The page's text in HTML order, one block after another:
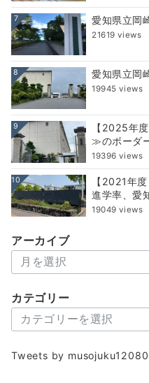
7 愛知県立岡
21619 views
8 愛知県立岡
19945 views
9
【2025年
≫のボーダ
19396 views
10
【2021年
進学率、愛
19049 views
アーカイブ
ー
イ
カテゴリー
テ
リ
Tweets by